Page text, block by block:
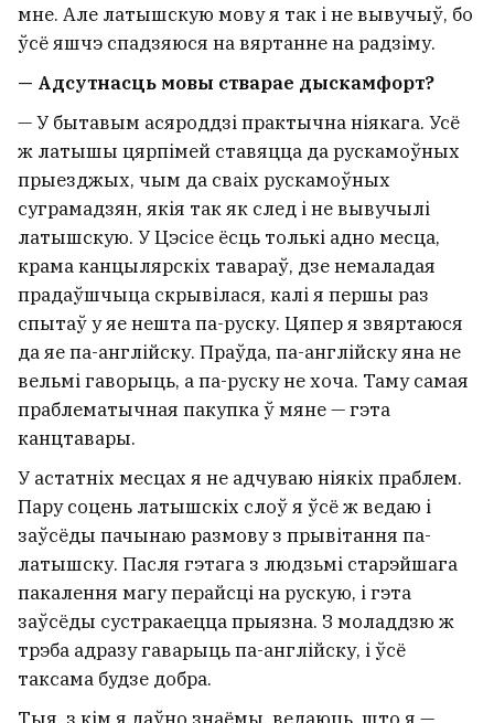
мне. Але латышскую мову я так і не вывучыў, бо
ўсё яшчэ спадзяюся на вяртанне на радзіму.
— Адсутнасць мовы стварае дыскамфорт?
— У бытавым асяроддзі практычна ніякага. Усё
ж латышы цярпімей ставяцца да рускамоўных
прыезджых, чым да сваіх рускамоўных
суграмадзян, якія так як след і не вывучылі
латышскую. У Цэсісе ёсць толькі адно месца,
крама канцылярскіх тавараў, дзе немаладая
прадаўшчыца скрывілася, калі я першы раз
спытаў у яе нешта па-руску. Цяпер я звяртаюся
да яе па-англійску. Праўда, па-англійску яна не
вельмі гаворыць, а па-руску не хоча. Таму самая
праблематычная пакупка ў мяне — гэта
канцтавары.
У астатніх месцах я не адчуваю ніякіх праблем.
Пару соцень латышскіх слоў я ўсё ж ведаю і
заўсёды пачынаю размову з прывітання па-
латышску. Пасля гэтага з людзьмі старэйшага
пакалення магу перайсці на рускую, і гэта
заўсёды сустракаецца прыязна. З моладдзю ж
трэба адразу гаварыць па-англійску, і ўсё
таксама будзе добра.